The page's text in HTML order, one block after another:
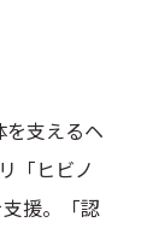
支えるヘ
「ヒビノ
援。「認